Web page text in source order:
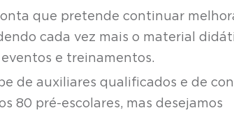
que pretende continuar
cada vez mais o material
e treinamentos.
de auxiliares qualificados e de
80 pré-escolares, mas desejamos